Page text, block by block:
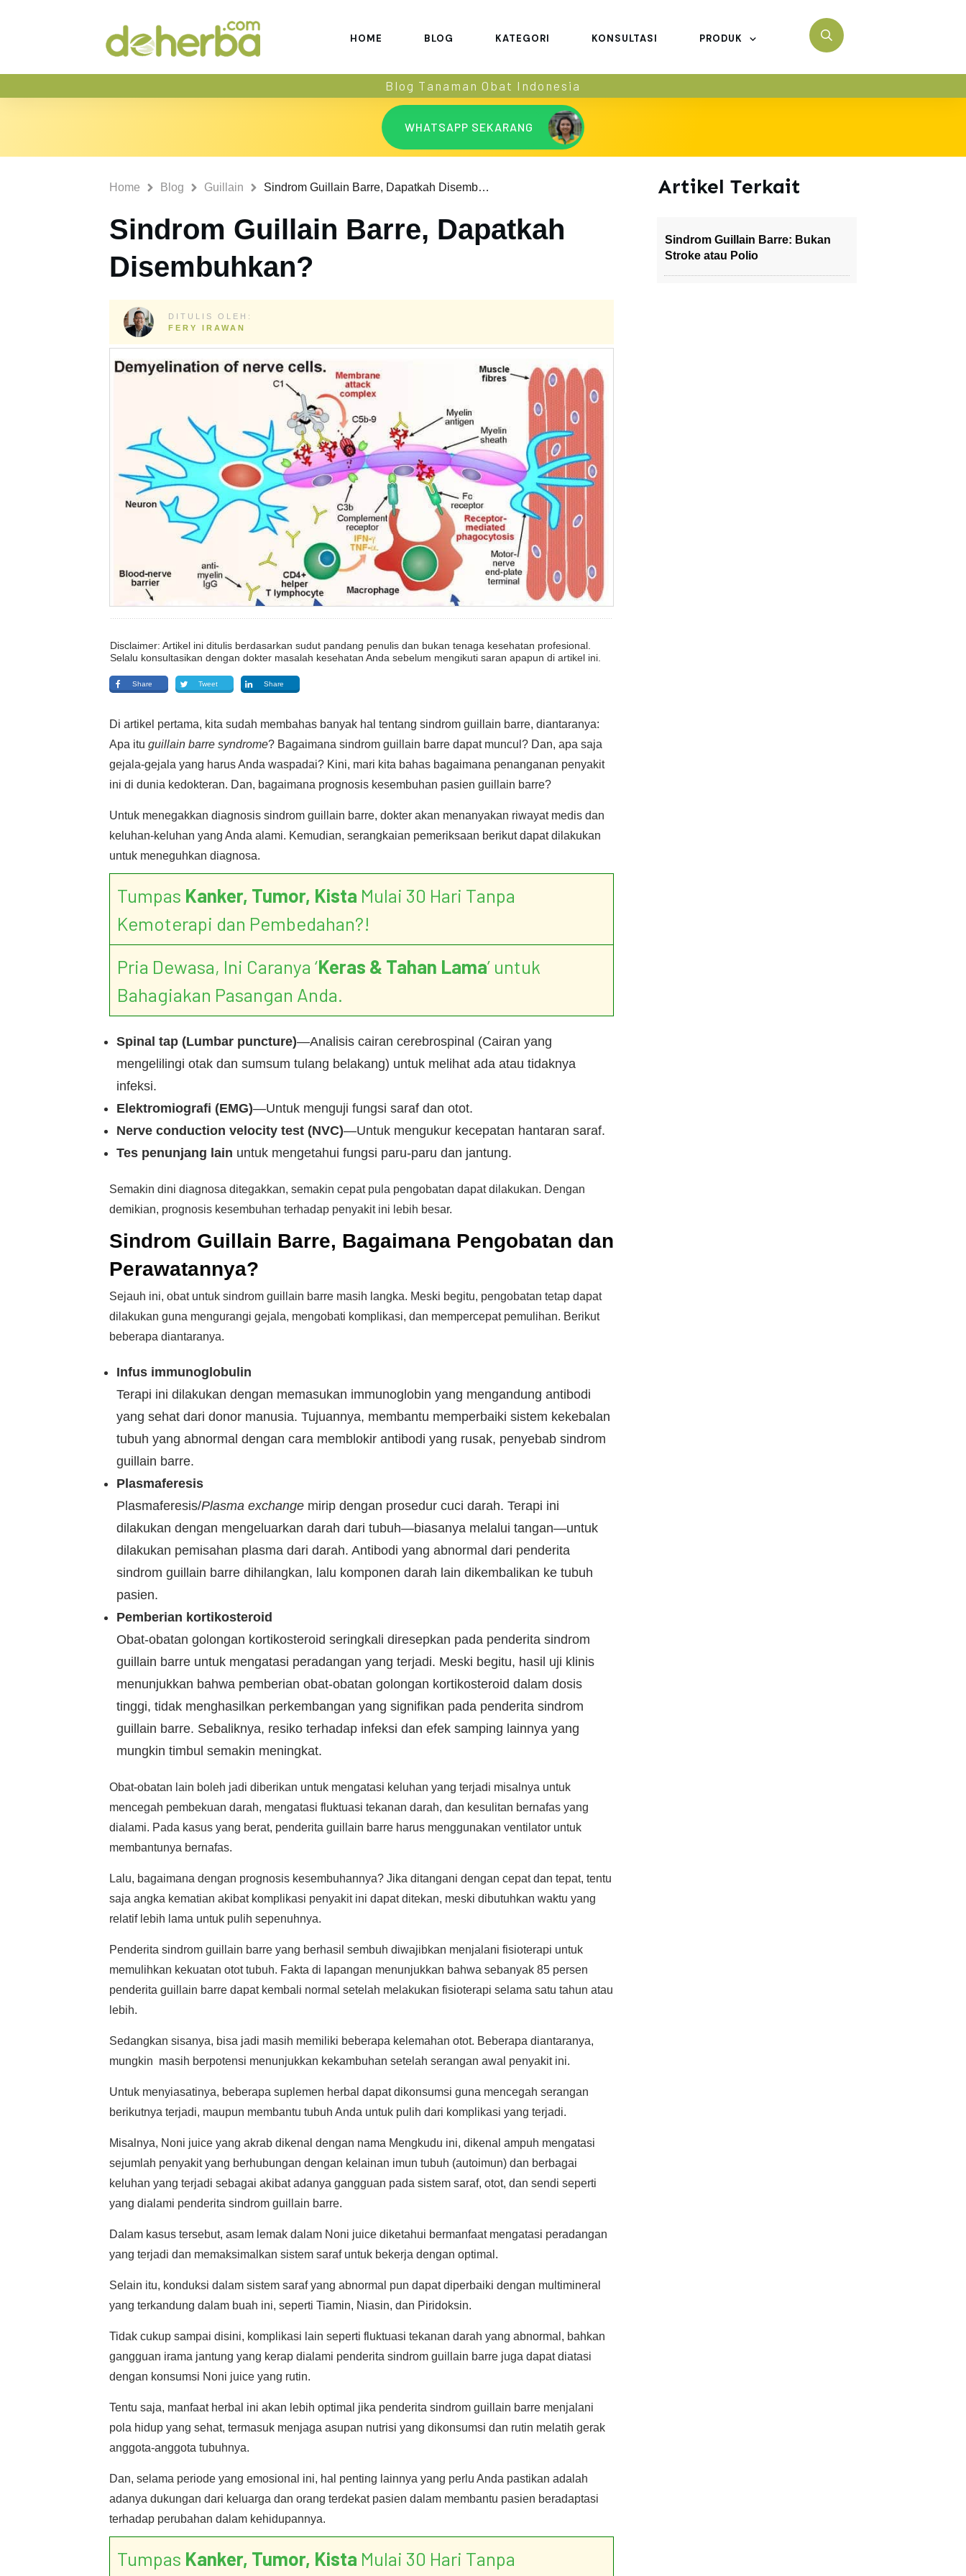
HOME BLOG KATEGORI KONSULTASI PRODUK
Blog Tanaman Obat Indonesia
WHATSAPP SEKARANG
Home Blog Guillain Sindrom Guillain Barre, Dapatkah Disembuhkan?
Sindrom Guillain Barre, Dapatkah
Disembuhkan?
DITULIS OLEH:
FERY IRAWAN
Disclaimer: Artikel ini ditulis berdasarkan sudut pandang penulis dan bukan tenaga kesehatan profesional.
Selalu konsultasikan dengan dokter masalah kesehatan Anda sebelum mengikuti saran apapun di artikel ini.
Share Tweet Share
Di artikel pertama, kita sudah membahas banyak hal tentang sindrom guillain barre, diantaranya:
Apa itu guillain barre syndrome? Bagaimana sindrom guillain barre dapat muncul? Dan, apa saja
gejala-gejala yang harus Anda waspadai? Kini, mari kita bahas bagaimana penanganan penyakit
ini di dunia kedokteran. Dan, bagaimana prognosis kesembuhan pasien guillain barre?
Untuk menegakkan diagnosis sindrom guillain barre, dokter akan menanyakan riwayat medis dan
keluhan-keluhan yang Anda alami. Kemudian, serangkaian pemeriksaan berikut dapat dilakukan
untuk meneguhkan diagnosa.
Tumpas Kanker, Tumor, Kista Mulai 30 Hari Tanpa
Kemoterapi dan Pembedahan?!
Pria Dewasa, Ini Caranya ‘Keras & Tahan Lama’ untuk
Bahagiakan Pasangan Anda.
Spinal tap (Lumbar puncture)—Analisis cairan cerebrospinal (Cairan yang
mengelilingi otak dan sumsum tulang belakang) untuk melihat ada atau tidaknya
infeksi.
Elektromiografi (EMG)—Untuk menguji fungsi saraf dan otot.
Nerve conduction velocity test (NVC)—Untuk mengukur kecepatan hantaran saraf.
Tes penunjang lain untuk mengetahui fungsi paru-paru dan jantung.
Semakin dini diagnosa ditegakkan, semakin cepat pula pengobatan dapat dilakukan. Dengan
demikian, prognosis kesembuhan terhadap penyakit ini lebih besar.
Sindrom Guillain Barre, Bagaimana Pengobatan dan
Perawatannya?
Sejauh ini, obat untuk sindrom guillain barre masih langka. Meski begitu, pengobatan tetap dapat
dilakukan guna mengurangi gejala, mengobati komplikasi, dan mempercepat pemulihan. Berikut
beberapa diantaranya.
Infus immunoglobulin
Terapi ini dilakukan dengan memasukan immunoglobin yang mengandung antibodi
yang sehat dari donor manusia. Tujuannya, membantu memperbaiki sistem kekebalan
tubuh yang abnormal dengan cara memblokir antibodi yang rusak, penyebab sindrom
guillain barre.
Plasmaferesis
Plasmaferesis/Plasma exchange mirip dengan prosedur cuci darah. Terapi ini
dilakukan dengan mengeluarkan darah dari tubuh—biasanya melalui tangan—untuk
dilakukan pemisahan plasma dari darah. Antibodi yang abnormal dari penderita
sindrom guillain barre dihilangkan, lalu komponen darah lain dikembalikan ke tubuh
pasien.
Pemberian kortikosteroid
Obat-obatan golongan kortikosteroid seringkali diresepkan pada penderita sindrom
guillain barre untuk mengatasi peradangan yang terjadi. Meski begitu, hasil uji klinis
menunjukkan bahwa pemberian obat-obatan golongan kortikosteroid dalam dosis
tinggi, tidak menghasilkan perkembangan yang signifikan pada penderita sindrom
guillain barre. Sebaliknya, resiko terhadap infeksi dan efek samping lainnya yang
mungkin timbul semakin meningkat.
Obat-obatan lain boleh jadi diberikan untuk mengatasi keluhan yang terjadi misalnya untuk
mencegah pembekuan darah, mengatasi fluktuasi tekanan darah, dan kesulitan bernafas yang
dialami. Pada kasus yang berat, penderita guillain barre harus menggunakan ventilator untuk
membantunya bernafas.
Lalu, bagaimana dengan prognosis kesembuhannya? Jika ditangani dengan cepat dan tepat, tentu
saja angka kematian akibat komplikasi penyakit ini dapat ditekan, meski dibutuhkan waktu yang
relatif lebih lama untuk pulih sepenuhnya.
Penderita sindrom guillain barre yang berhasil sembuh diwajibkan menjalani fisioterapi untuk
memulihkan kekuatan otot tubuh. Fakta di lapangan menunjukkan bahwa sebanyak 85 persen
penderita guillain barre dapat kembali normal setelah melakukan fisioterapi selama satu tahun atau
lebih.
Sedangkan sisanya, bisa jadi masih memiliki beberapa kelemahan otot. Beberapa diantaranya,
mungkin masih berpotensi menunjukkan kekambuhan setelah serangan awal penyakit ini.
Untuk menyiasatinya, beberapa suplemen herbal dapat dikonsumsi guna mencegah serangan
berikutnya terjadi, maupun membantu tubuh Anda untuk pulih dari komplikasi yang terjadi.
Misalnya, Noni juice yang akrab dikenal dengan nama Mengkudu ini, dikenal ampuh mengatasi
sejumlah penyakit yang berhubungan dengan kelainan imun tubuh (autoimun) dan berbagai
keluhan yang terjadi sebagai akibat adanya gangguan pada sistem saraf, otot, dan sendi seperti
yang dialami penderita sindrom guillain barre.
Dalam kasus tersebut, asam lemak dalam Noni juice diketahui bermanfaat mengatasi peradangan
yang terjadi dan memaksimalkan sistem saraf untuk bekerja dengan optimal.
Selain itu, konduksi dalam sistem saraf yang abnormal pun dapat diperbaiki dengan multimineral
yang terkandung dalam buah ini, seperti Tiamin, Niasin, dan Piridoksin.
Tidak cukup sampai disini, komplikasi lain seperti fluktuasi tekanan darah yang abnormal, bahkan
gangguan irama jantung yang kerap dialami penderita sindrom guillain barre juga dapat diatasi
dengan konsumsi Noni juice yang rutin.
Tentu saja, manfaat herbal ini akan lebih optimal jika penderita sindrom guillain barre menjalani
pola hidup yang sehat, termasuk menjaga asupan nutrisi yang dikonsumsi dan rutin melatih gerak
anggota-anggota tubuhnya.
Dan, selama periode yang emosional ini, hal penting lainnya yang perlu Anda pastikan adalah
adanya dukungan dari keluarga dan orang terdekat pasien dalam membantu pasien beradaptasi
terhadap perubahan dalam kehidupannya.
Tumpas Kanker, Tumor, Kista Mulai 30 Hari Tanpa
Artikel Terkait
Sindrom Guillain Barre: Bukan
Stroke atau Polio